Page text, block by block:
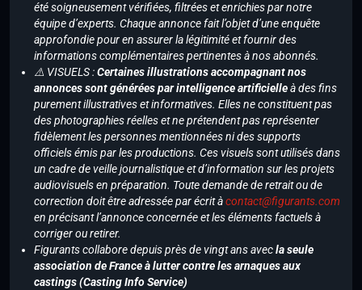
été soigneusement vérifiées, filtrées et enrichies par notre
équipe d’experts. Chaque annonce fait l’objet d’une enquête
approfondie pour en assurer la légitimité et fournir des
informations complémentaires pertinentes à nos abonnés.
⚠️ VISUELS :Certaines illustrations accompagnant nos
annonces sont générées par intelligence artificielleà des fins
purement illustratives et informatives. Elles ne constituent pas
des photographies réelles et ne prétendent pas représenter
fidèlement les personnes mentionnées ni des supports
officiels émis par les productions. Ces visuels sont utilisés dans
un cadre de veille journalistique et d’information sur les projets
audiovisuels en préparation. Toute demande de retrait ou de
correction doit être adressée par écrit àcontact@figurants.com
en précisant l’annonce concernée et les éléments factuels à
corriger ou retirer.
Figurants collabore depuis près de vingt ans avecla seule
association de France à lutter contre les arnaques aux
castings (Casting Info Service)